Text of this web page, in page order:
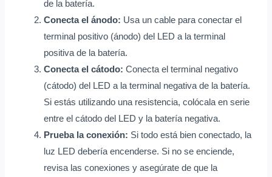
de la batería.
Conecta el ánodo: Usa un cable para conectar el
terminal positivo (ánodo) del LED a la terminal
positiva de la batería.
Conecta el cátodo: Conecta el terminal negativo
(cátodo) del LED a la terminal negativa de la batería.
Si estás utilizando una resistencia, colócala en serie
entre el cátodo del LED y la batería negativa.
Prueba la conexión: Si todo está bien conectado, la
luz LED debería encenderse. Si no se enciende,
revisa las conexiones y asegúrate de que la